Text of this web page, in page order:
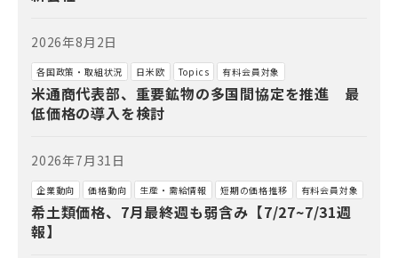
2026年8月2日
各国政策・取組状況 日米欧 Topics 有料会員対象
米通商代表部、重要鉱物の多国間協定を推進 最
低価格の導入を検討
2026年7月31日
企業動向 価格動向 生産・需給情報 短期の価格推移 有料会員対象
希土類価格、7月最終週も弱含み【7/27~7/31週
報】